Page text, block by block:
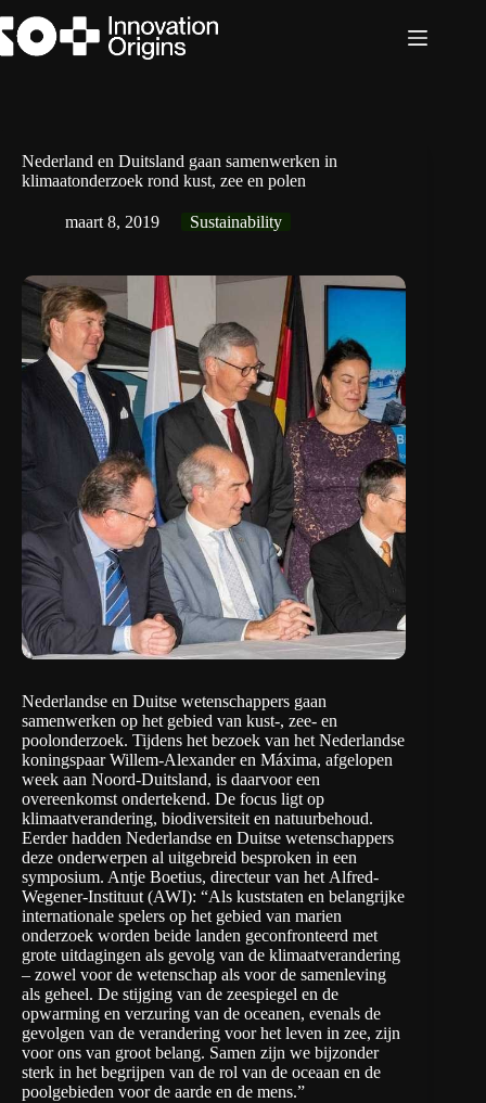
naar
de
Nederland en Duitsland gaan samenwerken in
klimaatonderzoek rond kust, zee en polen
maart 8, 2019 Sustainability
Nederlandse en Duitse wetenschappers gaan
samenwerken op het gebied van kust-, zee- en
poolonderzoek. Tijdens het bezoek van het Nederlandse
koningspaar Willem-Alexander en Máxima, afgelopen
week aan Noord-Duitsland, is daarvoor een
overeenkomst ondertekend. De focus ligt op
klimaatverandering, biodiversiteit en natuurbehoud.
Eerder hadden Nederlandse en Duitse wetenschappers
deze onderwerpen al uitgebreid besproken in een
symposium. Antje Boetius, directeur van het Alfred-
Wegener-Instituut (AWI): “Als kuststaten en belangrijke
internationale spelers op het gebied van marien
onderzoek worden beide landen geconfronteerd met
grote uitdagingen als gevolg van de klimaatverandering
– zowel voor de wetenschap als voor de samenleving
als geheel. De stijging van de zeespiegel en de
opwarming en verzuring van de oceanen, evenals de
gevolgen van de verandering voor het leven in zee, zijn
voor ons van groot belang. Samen zijn we bijzonder
sterk in het begrijpen van de rol van de oceaan en de
poolgebieden voor de aarde en de mens.”